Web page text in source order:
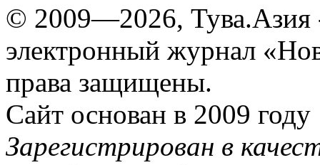
© 2009—2026, Тува.Азия
электронный журнал
права защищены.
Сайт основан в 2009 году
Зарегистрирован в